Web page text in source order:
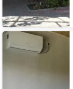
Дом
отпуска